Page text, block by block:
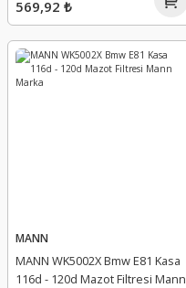
569,92 ₺
MANN
MANN WK5002X Bmw E81 Kasa
116d - 120d Mazot Filtresi Mann